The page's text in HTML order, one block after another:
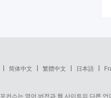
简体中文 繁體中文 日本語
포커스는 영어 버전과 웹 사이트의 다른